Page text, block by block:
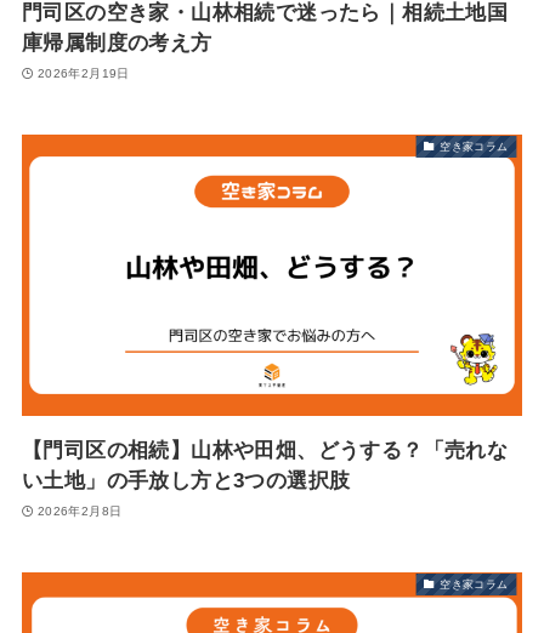
門司区の空き家・山林相続で迷ったら｜相続土地国
庫帰属制度の考え方
2026年2月19日
空き家コラム
【門司区の相続】山林や田畑、どうする？「売れな
い土地」の手放し方と3つの選択肢
2026年2月8日
空き家コラム